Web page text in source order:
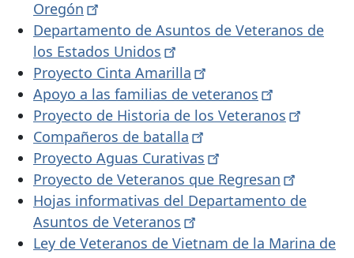
Oregón
Departamento de Asuntos de Veteranos de
los Estados Unidos
Proyecto Cinta Amarilla
Apoyo a las familias de veteranos
Proyecto de Historia de los Veteranos
Compañeros de batalla
Proyecto Aguas Curativas
Proyecto de Veteranos que Regresan
Hojas informativas del Departamento de
Asuntos de Veteranos
Ley de Veteranos de Vietnam de la Marina de